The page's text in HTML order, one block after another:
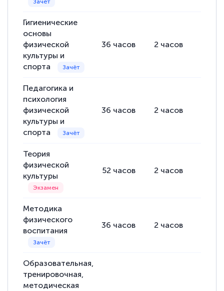
Гигиенические
основы
физической
культуры и
спорта
36 часов 2 часов
Педагогика и
психология
физической
культуры и
спорта
36 часов 2 часов
Теория
физической
культуры
52 часов 2 часов
Методика
физического
воспитания
36 часов 2 часов
Образовательная,
тренировочная,
методическая